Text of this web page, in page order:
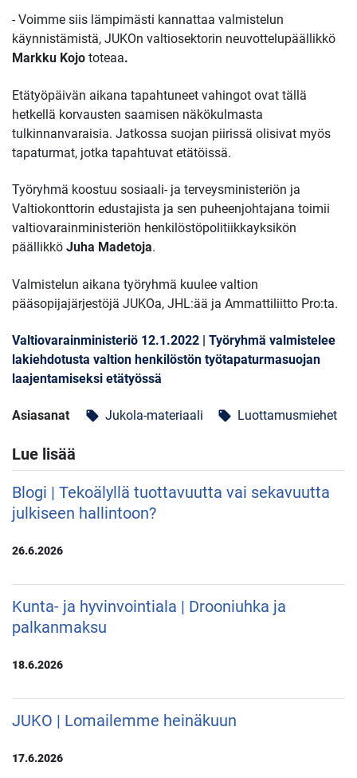
- Voimme siis lämpimästi kannattaa valmistelun
käynnistämistä, JUKOn valtiosektorin neuvottelupäällikkö
Markku Kojo toteaa.
Etätyöpäivän aikana tapahtuneet vahingot ovat tällä
hetkellä korvausten saamisen näkökulmasta
tulkinnanvaraisia. Jatkossa suojan piirissä olisivat myös
tapaturmat, jotka tapahtuvat etätöissä.
Työryhmä koostuu sosiaali- ja terveysministeriön ja
Valtiokonttorin edustajista ja sen puheenjohtajana toimii
valtiovarainministeriön henkilöstöpolitiikkayksikön
päällikkö Juha Madetoja.
Valmistelun aikana työryhmä kuulee valtion
pääsopijajärjestöjä JUKOa, JHL:ää ja Ammattiliitto Pro:ta.
Valtiovarainministeriö 12.1.2022 | Työryhmä valmistelee
lakiehdotusta valtion henkilöstön työtapaturmasuojan
laajentamiseksi etätyössä
Asiasanat local_offer Jukola-materiaali local_offer Luottamusmiehet
Lue lisää
Blogi | Tekoälyllä tuottavuutta vai sekavuutta
julkiseen hallintoon?
26.6.2026
Kunta- ja hyvinvointiala | Drooniuhka ja
palkanmaksu
18.6.2026
JUKO | Lomailemme heinäkuun
17.6.2026